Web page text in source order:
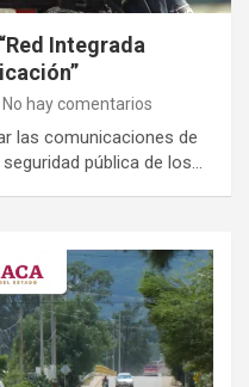
Integrada
No hay comentarios
las comunicaciones de
pública de los…